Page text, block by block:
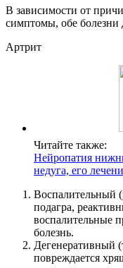
В зависимости от
симптомы, обе болезни
Артрит
Читайте также:
Нейропатия
недуга, его
Воспалительный
подагра,
воспалительные
болезнь.
Дегенеративный
повреждается